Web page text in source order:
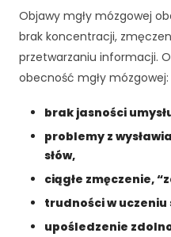
Objawy mgły mózgowej
brak koncentracji,
przetwarzaniu informacji.
obecność mgły mózgowej:
brak jasności
problemy z
słów,
ciągłe zmęczenie,
trudności w uczeniu
upośledzenie